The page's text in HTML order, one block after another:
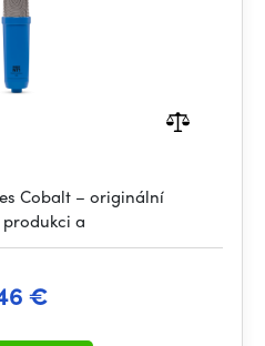
Cobalt – originální
a
€